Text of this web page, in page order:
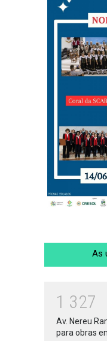
As
1 327
Av. Nereu
para obras